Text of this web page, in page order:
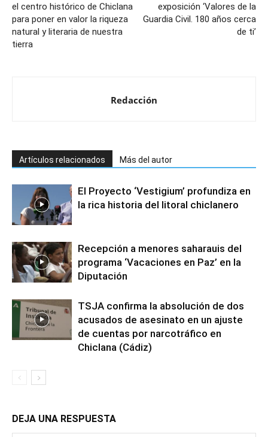
el centro histórico de Chiclana
para poner en valor la riqueza
natural y literaria de nuestra
tierra
exposición ‘Valores de la
Guardia Civil. 180 años cerca
de ti’
Redacción
Artículos relacionados Más del autor
El Proyecto ‘Vestigium’ profundiza en
la rica historia del litoral chiclanero
Recepción a menores saharauis del
programa ‘Vacaciones en Paz’ en la
Diputación
TSJA confirma la absolución de dos
acusados de asesinato en un ajuste
de cuentas por narcotráfico en
Chiclana (Cádiz)
DEJA UNA RESPUESTA